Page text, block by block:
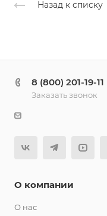
Назад к списку
8 (800) 201-19-11
Заказать звонок
О компании
О нас